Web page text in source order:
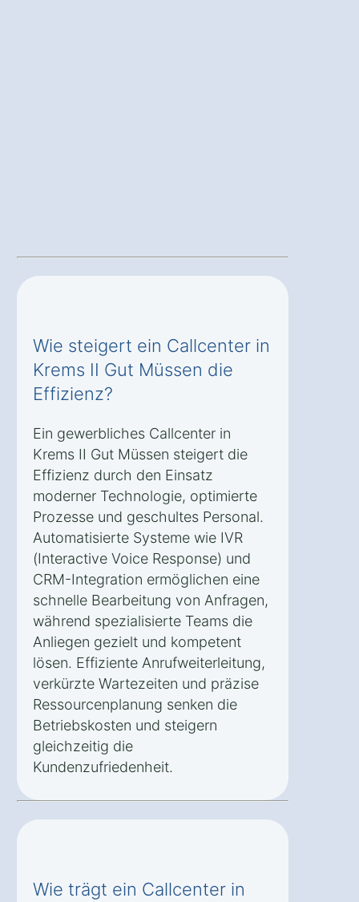
Wie steigert ein Callcenter in
Krems II Gut Müssen die
Effizienz?
Ein gewerbliches Callcenter in
Krems II Gut Müssen steigert die
Effizienz durch den Einsatz
moderner Technologie, optimierte
Prozesse und geschultes Personal.
Automatisierte Systeme wie IVR
(Interactive Voice Response) und
CRM-Integration ermöglichen eine
schnelle Bearbeitung von Anfragen,
während spezialisierte Teams die
Anliegen gezielt und kompetent
lösen. Effiziente Anrufweiterleitung,
verkürzte Wartezeiten und präzise
Ressourcenplanung senken die
Betriebskosten und steigern
gleichzeitig die
Kundenzufriedenheit.
Wie trägt ein Callcenter in